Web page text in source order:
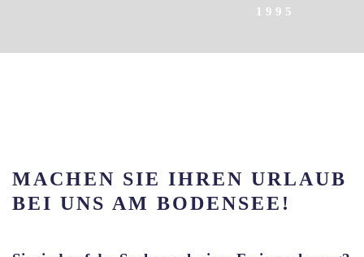
1995
MACHEN SIE IHREN URLAUB
BEI UNS AM BODENSEE!